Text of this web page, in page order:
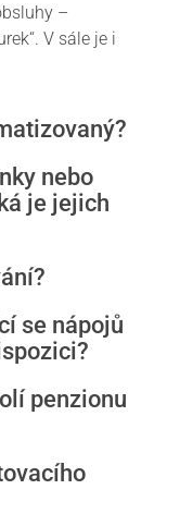
–
V sále je i
nebo
je jejich
se nápojů
penzionu